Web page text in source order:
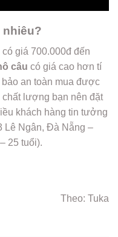
nhiêu?
giá 700.000đ đến
câu có giá cao hơn tí
an toàn mua được
lượng bạn nên đặt
khách hàng tin tưởng
Lê Ngân, Đà Nẵng –
25 tuổi).
Theo: Tuka